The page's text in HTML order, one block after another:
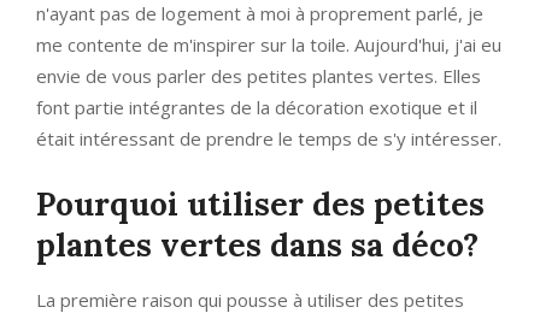
n'ayant pas de logement à moi à proprement parlé, je
me contente de m'inspirer sur la toile. Aujourd'hui, j'ai eu
envie de vous parler des petites plantes vertes. Elles
font partie intégrantes de la décoration exotique et il
était intéressant de prendre le temps de s'y intéresser.
Pourquoi utiliser des petites
plantes vertes dans sa déco?
La première raison qui pousse à utiliser des petites